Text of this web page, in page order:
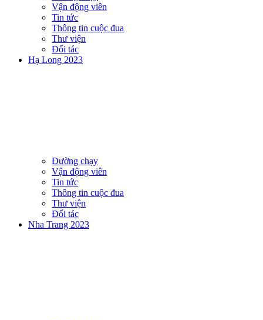
Vận động viên
Tin tức
Thông tin cuộc đua
Thư viện
Đối tác
Hạ Long 2023
Đường chạy
Vận động viên
Tin tức
Thông tin cuộc đua
Thư viện
Đối tác
Nha Trang 2023